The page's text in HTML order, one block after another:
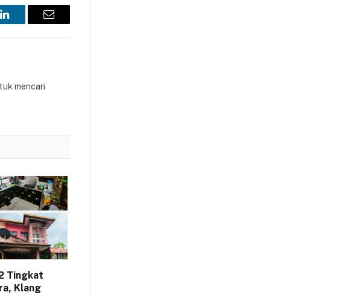
LinkedIn Email
mencari
Tingkat
Klang